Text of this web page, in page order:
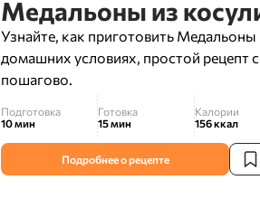
Медальоны из
Узнайте, как приготовить Медальоны
домашних условиях, простой рецепт
пошагово.
Подготовка
10 мин
Готовка
15 мин
Калории
156ккал
Подробнее о рецепте